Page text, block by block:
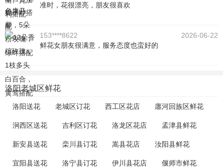
准时，花很漂亮，朋友很喜欢
153****8622
2026-06-22
鲜花女朋友很满意，服务态度也蛮好的
洛阳老城区鲜花
洛阳送花 老城区订花 西工区花店 廛河回族区鲜花
涧西区送花 吉利区订花 洛龙区花店 孟津县鲜花
新安县送花 栾川县订花 嵩县花店 汝阳县鲜花
宜阳县送花 洛宁县订花 伊川县花店 偃师市鲜花